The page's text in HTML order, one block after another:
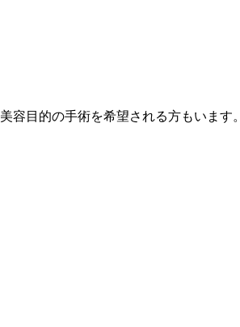
容目的の手術を希望される方もいます。